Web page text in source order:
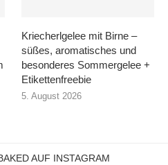
Kriecherlgelee mit Birne –
süßes, aromatisches und
besonderes Sommergelee +
Etikettenfreebie
5. August 2026
AUF INSTAGRAM